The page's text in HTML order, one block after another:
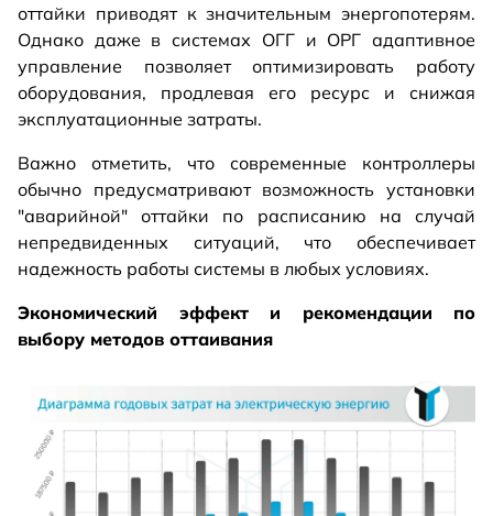
оттайки приводят к значительным энергопотерям.
Однако даже в системах ОГГ и ОРГ адаптивное
управление позволяет оптимизировать работу
оборудования, продлевая его ресурс и снижая
эксплуатационные затраты.
Важно отметить, что современные контроллеры
обычно предусматривают возможность установки
"аварийной" оттайки по расписанию на случай
непредвиденных ситуаций, что обеспечивает
надежность работы системы в любых условиях.
Экономический эффект и рекомендации по
выбору методов оттаивания